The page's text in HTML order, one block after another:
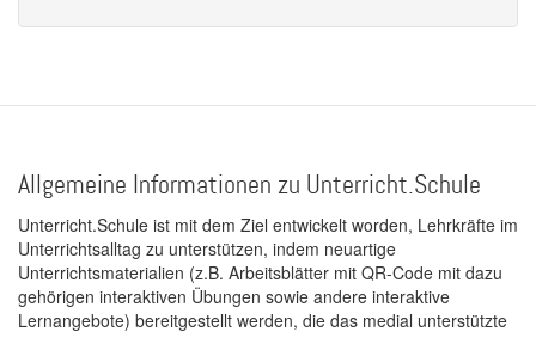
Allgemeine Informationen zu Unterricht.Schule
Unterricht.Schule ist mit dem Ziel entwickelt worden, Lehrkräfte im
Unterrichtsalltag zu unterstützen, indem neuartige
Unterrichtsmaterialien (z.B. Arbeitsblätter mit QR-Code mit dazu
gehörigen interaktiven Übungen sowie andere interaktive
Lernangebote) bereitgestellt werden, die das medial unterstützte